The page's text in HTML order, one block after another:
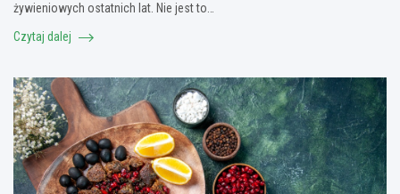
żywieniowych ostatnich lat. Nie jest to…
Czytaj dalej